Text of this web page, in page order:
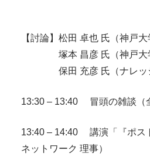
【討論】松田 卓也 氏（神戸大
塚本 昌彦 氏（神戸大学
保田 充彦 氏（ナレッジキ
13:30 – 13:40 冒頭の雑談（
13:40 – 14:40 講演「『ポス
ネットワーク 理事）